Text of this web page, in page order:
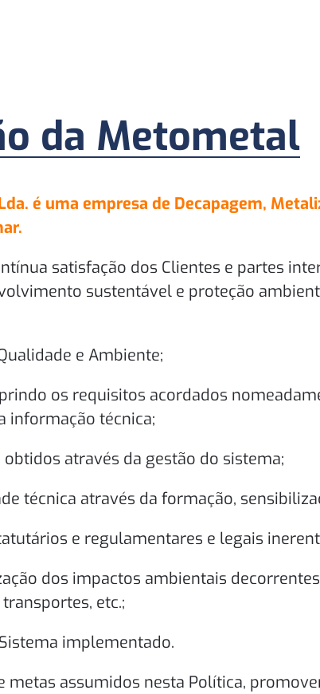
da Metometal
é uma empresa de Decapagem,
satisfação dos Clientes e partes
sustentável e proteção
e Ambiente;
os requisitos acordados
informação técnica;
através da gestão do sistema;
técnica através da formação,
e regulamentares e legais
dos impactos ambientais
etc.;
implementado.
metas assumidos nesta Política,